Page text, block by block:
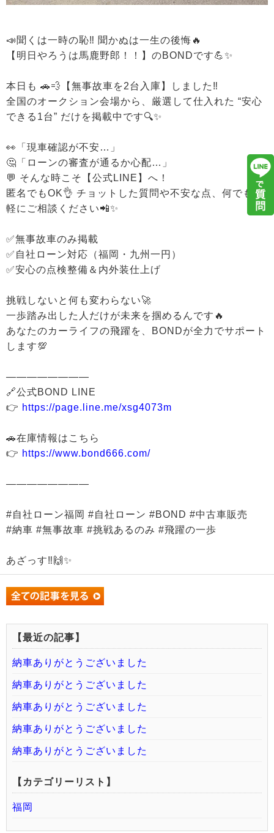
📣聞くは一時の恥‼️ 聞かぬは一生の後悔🔥
【明日やろうは馬鹿野郎！！】のBONDです💪✨
本日も 🚗💨【無事故車を2台入庫】しました‼️
全国のオークション会場から、厳選して仕入れた “安心
できる1台” だけを掲載中です🔍✨
👀「現車確認が不安…」
🤔「ローンの審査が通るか心配…」
💬 そんな時こそ【公式LINE】へ！
匿名でもOK👌 チョットした質問や不安な点、何でも気
軽にご相談ください📲✨
✅無事故車のみ掲載
✅自社ローン対応（福岡・九州一円）
✅安心の点検整備＆内外装仕上げ
挑戦しないと何も変わらない🚀
一歩踏み出した人だけが未来を掴めるんです🔥
あなたのカーライフの飛躍を、BONDが全力でサポート
します💯
――――――――
🔗公式BOND LINE
👉 https://page.line.me/xsg4073m
🚗在庫情報はこちら
👉 https://www.bond666.com/
――――――――
#自社ローン福岡 #自社ローン #BOND #中古車販売
#納車 #無事故車 #挑戦あるのみ #飛躍の一歩
あざっす‼️🙌✨
【最近の記事】
納車ありがとうございました
納車ありがとうございました
納車ありがとうございました
納車ありがとうございました
納車ありがとうございました
【カテゴリーリスト】
福岡